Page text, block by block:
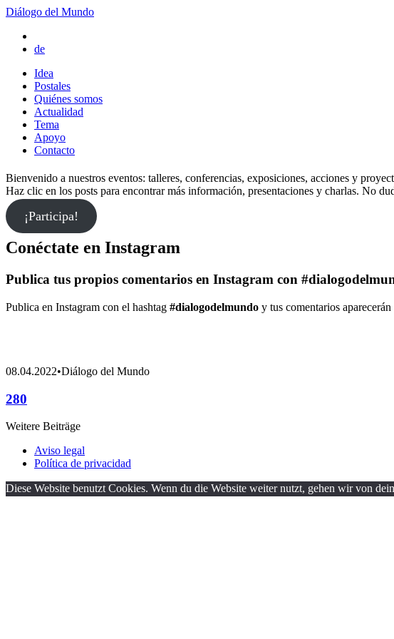
Diálogo del Mundo
de
Idea
Postales
Quiénes somos
Actualidad
Tema
Apoyo
Contacto
Bienvenido a nuestros eventos: talleres, conferencias, exposiciones, acciones y
Haz clic en los posts para encontrar más información, presentaciones y charlas. No
¡Participa!
Conéctate en Instagram
Publica tus propios comentarios en Instagram con
Publica en Instagram con el hashtag #dialogodelmundo y tus comentarios
08.04.2022•Diálogo del Mundo
280
Weitere Beiträge
Aviso legal
Política de privacidad
Diese Website benutzt Cookies. Wenn du die Website weiter nutzt, gehen wir von